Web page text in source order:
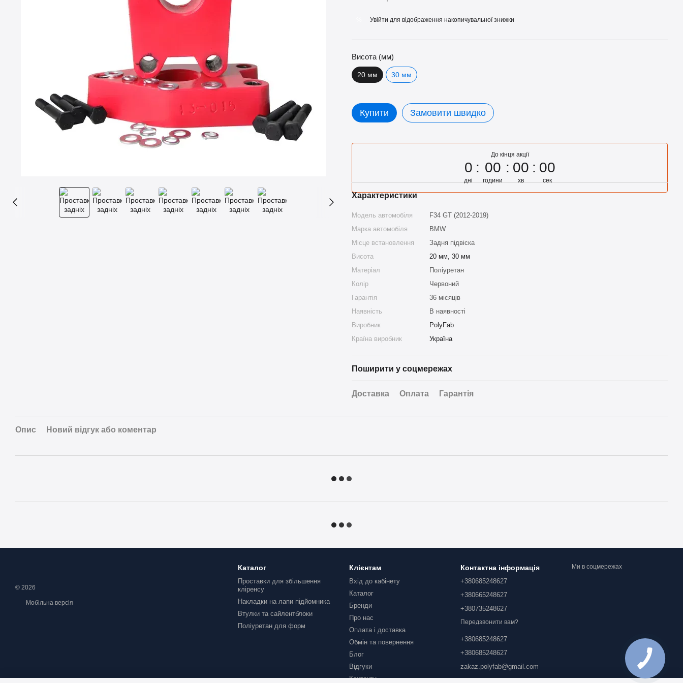
Увійти для відображення накопичувальної знижки
Висота (мм)
20 мм 30 мм
Купити Замовити швидко
До кінця акції
0
дні
00
години
00
хв
00
сек
Характеристики
Модель автомобіля
F34 GT (2012-2019)
Марка автомобіля
BMW
Місце встановлення
Задня підвіска
Висота
20 мм, 30 мм
Матеріал
Поліуретан
Колір
Червоний
Гарантія
36 місяців
Наявність
В наявності
Виробник
PolyFab
Країна виробник
Україна
Поширити у соцмережах
Доставка Оплата Гарантія
Опис Новий відгук або коментар
© 2026
Мобільна версія
Каталог
Проставки для збільшення
кліренсу
Накладки на лапи підйомника
Втулки та сайлентблоки
Поліуретан для форм
Клієнтам
Вхід до кабінету
Каталог
Бренди
Про нас
Оплата і доставка
Обмін та повернення
Блог
Відгуки
Контакти
Контактна інформація
+380685248627
+380665248627
+380735248627
Передзвонити вам?
+380685248627
+380685248627
zakaz.polyfab@gmail.com
Ми в соцмережах